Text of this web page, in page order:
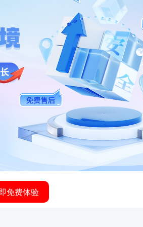
免费体验